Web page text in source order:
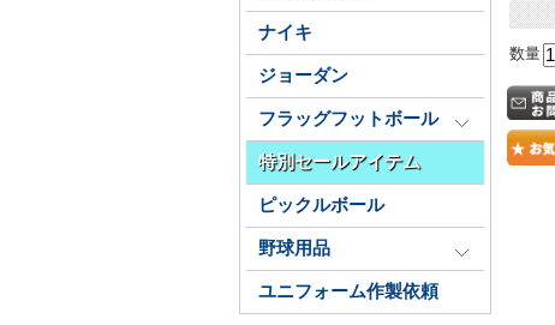
ナイキ
ジョーダン
フラッグフットボール
特別セールアイテム
ピックルボール
野球用品
ユニフォーム作製依頼
数量